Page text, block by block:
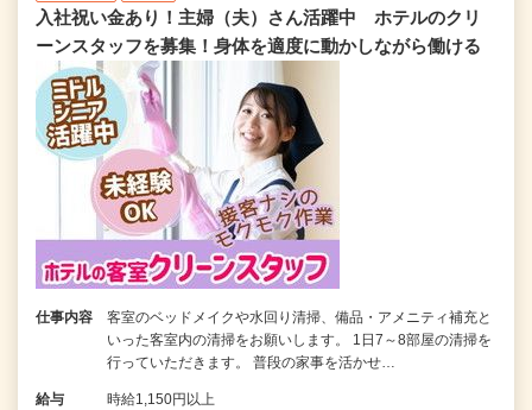
入社祝い金あり！主婦（夫）さん活躍中 ホテルのクリ
ーンスタッフを募集！身体を適度に動かしながら働ける
仕事内容
客室のベッドメイクや水回り清掃、備品・アメニティ補充と
いった客室内の清掃をお願いします。 1日7～8部屋の清掃を
行っていただきます。 普段の家事を活かせ…
給与 時給1,150円以上